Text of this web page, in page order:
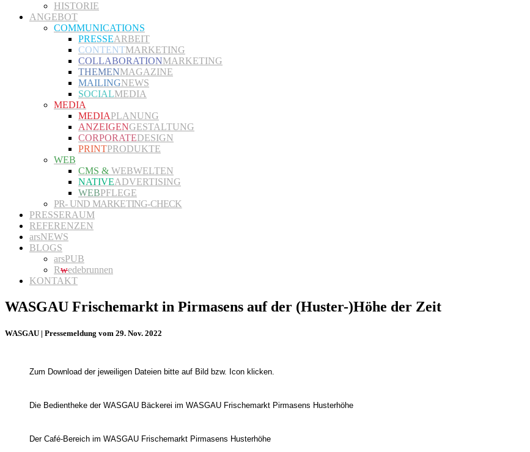
HISTORIE
ANGEBOT
COMMUNICATIONS
PRESSEARBEIT
CONTENTMARKETING
COLLABORATIONMARKETING
THEMENMAGAZINE
MAILINGNEWS
SOCIALMEDIA
MEDIA
MEDIAPLANUNG
ANZEIGENGESTALTUNG
CORPORATEDESIGN
PRINTPRODUKTE
WEB
CMS & WEBWELTEN
NATIVEADVERTISING
WEBPFLEGE
PR- UND MARKETING-CHECK
PRESSERAUM
REFERENZEN
arsNEWS
BLOGS
arsPUB
Rwedebrunnen
KONTAKT
WASGAU Frischemarkt in Pirmasens auf der (Huster-)Höhe der Zeit
WASGAU | Pressemeldung vom 29. Nov. 2022
Zum Download der jeweiligen Dateien bitte auf Bild bzw. Icon klicken.
Die Bedientheke der WASGAU Bäckerei im WASGAU Frischemarkt Pirmasens Husterhöhe
Der Café-Bereich im WASGAU Frischemarkt Pirmasens Husterhöhe